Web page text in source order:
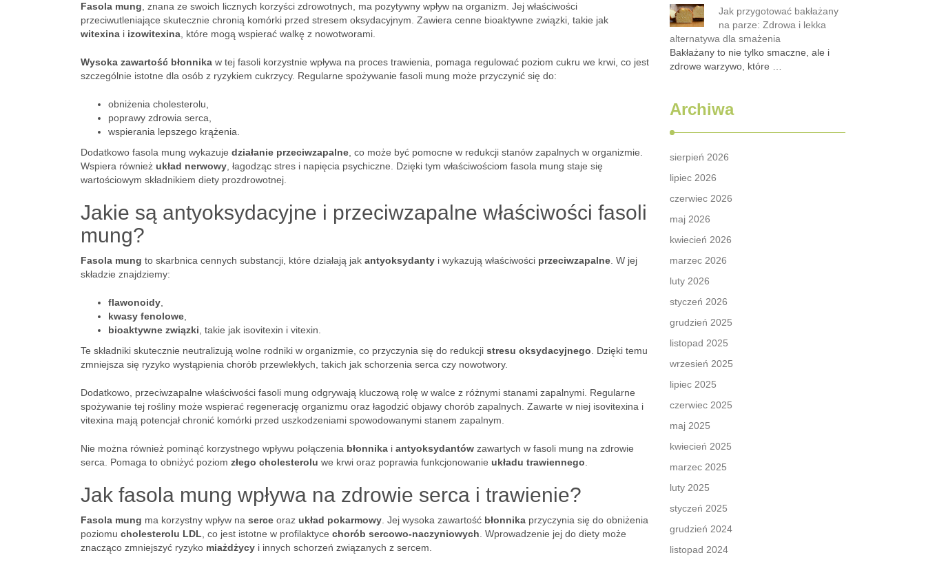
Fasola mung , znana ze swoich licznych korzyści zdrowotnych, ma pozytywny wpływ na organizm. Jej właściwości
przeciwutleniające skutecznie chronią komórki przed stresem oksydacyjnym. Zawiera cenne bioaktywne związki, takie jak
witexina i izowitexina , które mogą wspierać walkę z nowotworami.
Wysoka zawartość błonnika w tej fasoli korzystnie wpływa na proces trawienia, pomaga regulować poziom cukru we krwi, co jest
szczególnie istotne dla osób z ryzykiem cukrzycy. Regularne spożywanie fasoli mung może przyczynić się do:
obniżenia cholesterolu,
poprawy zdrowia serca,
wspierania lepszego krążenia.
Dodatkowo fasola mung wykazuje działanie przeciwzapalne , co może być pomocne w redukcji stanów zapalnych w organizmie.
Wspiera również układ nerwowy , łagodząc stres i napięcia psychiczne. Dzięki tym właściwościom fasola mung staje się
wartościowym składnikiem diety prozdrowotnej.
Jakie są antyoksydacyjne i przeciwzapalne właściwości fasoli
mung?
Fasola mung to skarbnica cennych substancji, które działają jak antyoksydanty i wykazują właściwości przeciwzapalne . W jej
składzie znajdziemy:
flawonoidy
kwasy fenolowe
bioaktywne związki , takie jak isovitexin i vitexin.
Te składniki skutecznie neutralizują wolne rodniki w organizmie, co przyczynia się do redukcji stresu oksydacyjnego . Dzięki temu
zmniejsza się ryzyko wystąpienia chorób przewlekłych, takich jak schorzenia serca czy nowotwory.
Dodatkowo, przeciwzapalne właściwości fasoli mung odgrywają kluczową rolę w walce z różnymi stanami zapalnymi. Regularne
spożywanie tej rośliny może wspierać regenerację organizmu oraz łagodzić objawy chorób zapalnych. Zawarte w niej isovitexina i
vitexina mają potencjał chronić komórki przed uszkodzeniami spowodowanymi stanem zapalnym.
Nie można również pominąć korzystnego wpływu połączenia błonnika i antyoksydantów zawartych w fasoli mung na zdrowie
serca. Pomaga to obniżyć poziom złego cholesterolu we krwi oraz poprawia funkcjonowanie układu trawiennego
Jak fasola mung wpływa na zdrowie serca i trawienie?
Fasola mung ma korzystny wpływ na serce oraz układ pokarmowy . Jej wysoka zawartość błonnika przyczynia się do obniżenia
poziomu cholesterolu LDL , co jest istotne w profilaktyce chorób sercowo-naczyniowych . Wprowadzenie jej do diety może
znacząco zmniejszyć ryzyko miażdżycy i innych schorzeń związanych z sercem.
Jak przygotować bakłażany
na parze: Zdrowa i lekka
alternatywa dla smażenia
Bakłażany to nie tylko smaczne, ale i
zdrowe warzywo, które …
Archiwa
sierpień 2026
lipiec 2026
czerwiec 2026
maj 2026
kwiecień 2026
marzec 2026
luty 2026
styczeń 2026
grudzień 2025
listopad 2025
wrzesień 2025
lipiec 2025
czerwiec 2025
maj 2025
kwiecień 2025
marzec 2025
luty 2025
styczeń 2025
grudzień 2024
listopad 2024